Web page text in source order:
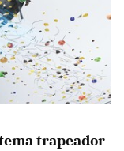
trapeador